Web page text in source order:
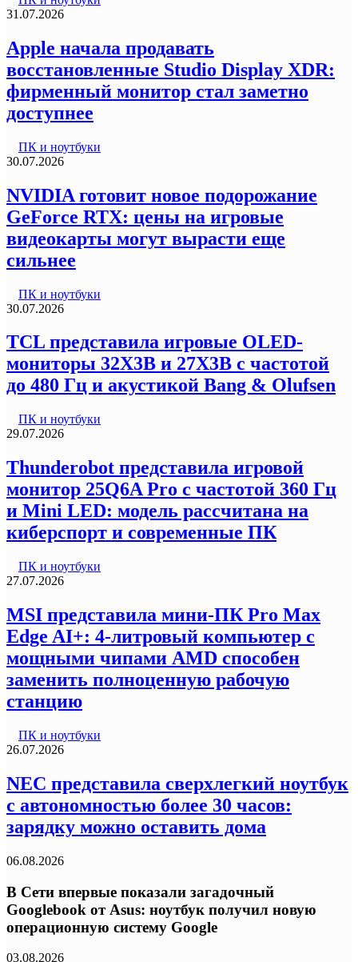
31.07.2026
Apple начала продавать
восстановленные Studio Display XDR:
фирменный монитор стал заметно
доступнее
ПК и ноутбуки
30.07.2026
NVIDIA готовит новое подорожание
GeForce RTX: цены на игровые
видеокарты могут вырасти еще
сильнее
ПК и ноутбуки
30.07.2026
TCL представила игровые OLED-
мониторы 32X3B и 27X3B с частотой
до 480 Гц и акустикой Bang & Olufsen
ПК и ноутбуки
29.07.2026
Thunderobot представила игровой
монитор 25Q6A Pro с частотой 360 Гц
и Mini LED: модель рассчитана на
киберспорт и современные ПК
ПК и ноутбуки
27.07.2026
MSI представила мини-ПК Pro Max
Edge AI+: 4-литровый компьютер с
мощными чипами AMD способен
заменить полноценную рабочую
станцию
ПК и ноутбуки
26.07.2026
NEC представила сверхлегкий ноутбук
с автономностью более 30 часов:
зарядку можно оставить дома
06.08.2026
В Сети впервые показали загадочный
Googlebook от Asus: ноутбук получил новую
операционную систему Google
03.08.2026